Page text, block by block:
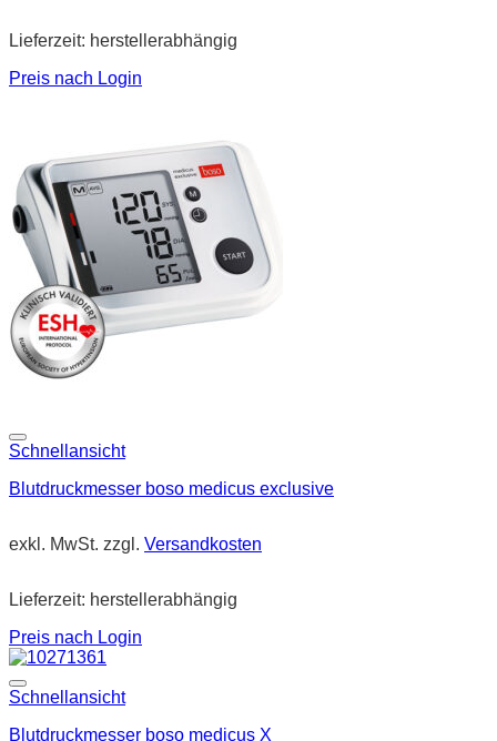
Lieferzeit: herstellerabhängig
Preis nach Login
Schnellansicht
Blutdruckmesser boso medicus exclusive
exkl. MwSt. zzgl. Versandkosten
Lieferzeit: herstellerabhängig
Preis nach Login
Schnellansicht
Blutdruckmesser boso medicus X